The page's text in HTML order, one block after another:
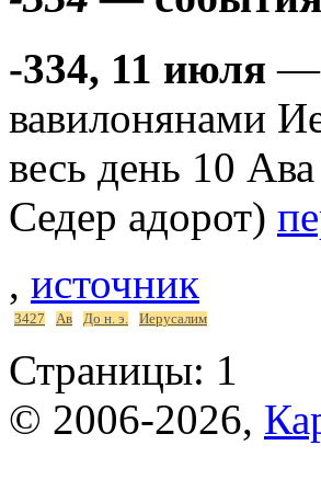
-334, 11 июля —
вавилонянами
весь день 10
Седер адорот)
, источник
3427 Ав До н. э. Иерусалим
Страницы: 1
© 2006-2026,